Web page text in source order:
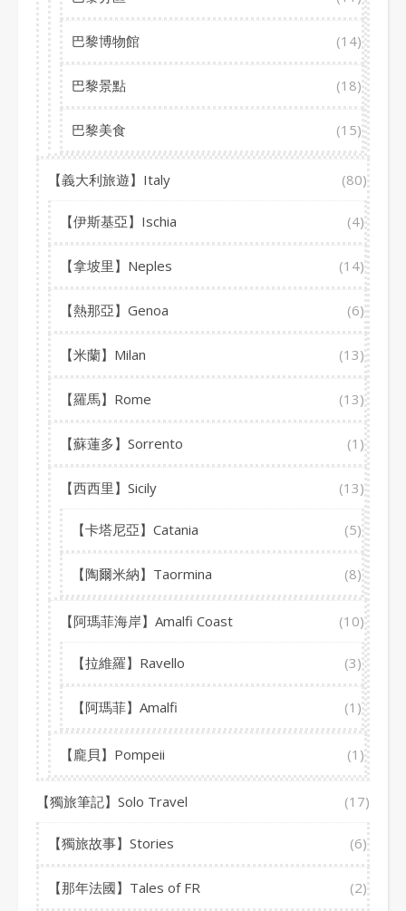
巴黎博物館 (14)
巴黎景點 (18)
巴黎美食 (15)
【義大利旅遊】Italy (80)
【伊斯基亞】Ischia (4)
【拿坡里】Neples (14)
【熱那亞】Genoa (6)
【米蘭】Milan (13)
【羅馬】Rome (13)
【蘇蓮多】Sorrento (1)
【西西里】Sicily (13)
【卡塔尼亞】Catania (5)
【陶爾米納】Taormina (8)
【阿瑪菲海岸】Amalfi Coast (10)
【拉維羅】Ravello (3)
【阿瑪菲】Amalfi (1)
【龐貝】Pompeii (1)
【獨旅筆記】Solo Travel (17)
【獨旅故事】Stories (6)
【那年法國】Tales of FR (2)